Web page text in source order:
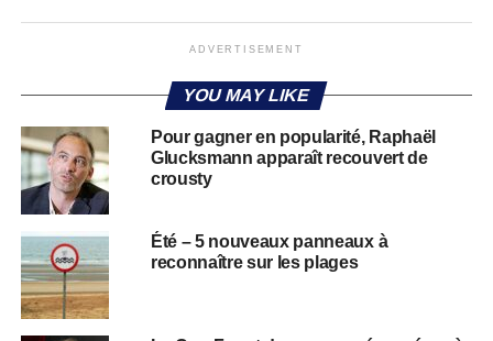
ADVERTISEMENT
YOU MAY LIKE
Pour gagner en popularité, Raphaël
Glucksmann apparaît recouvert de
crousty
Été – 5 nouveaux panneaux à
reconnaître sur les plages